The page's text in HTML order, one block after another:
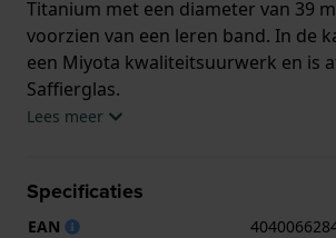
Titanium met een diameter van 39
voorzien van een leren band. In de
een Miyota kwaliteitsuurwerk en is
Saffierglas.
geleverd met 2 jaar garantie.
Lees meer
Specificaties
EAN